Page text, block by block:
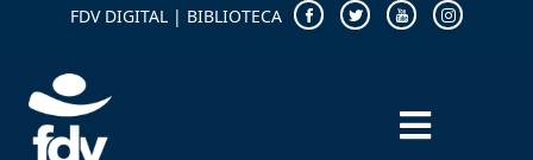
FDV DIGITAL | BIBLIOTECA